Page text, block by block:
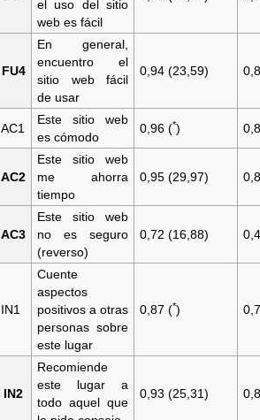
el uso del sitio
web es fácil
FU4
En general,
encuentro el
sitio web fácil
de usar
0,94 (23,59)
AC1
Este sitio web
es cómodo
0,96 (*)
AC2
Este sitio web
me ahorra
tiempo
0,95 (29,97)
AC3
Este sitio web
no es seguro
(reverso)
0,72 (16,88)
IN1
Cuente
aspectos
positivos a otras
personas sobre
este lugar
0,87 (*)
IN2
Recomiende
este lugar a
todo aquel que
0,93 (25,31)